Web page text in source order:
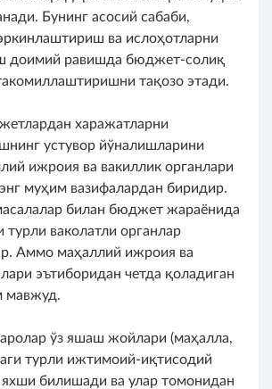
Бунинг асосий сабаби,
ва ислоҳотларни
доимий равишда бюджет-солиқ
тақозо этади.
харажатларни
устувор йўналишларини
ижроия ва вакиллик органлари
муҳим вазифалардан биридир.
билан бюджет жараёнида
турли ваколатли органлар
Аммо маҳаллий ижроия ва
эътиборидан четда қоладиган
мавжуд.
ўз яшаш жойлари (маҳалла,
турли ижтимоий-иқтисодий
билишади ва улар томонидан